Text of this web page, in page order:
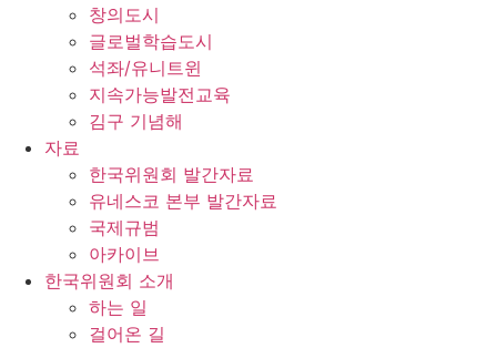
창의도시
글로벌학습도시
석좌/유니트윈
지속가능발전교육
김구 기념해
자료
한국위원회 발간자료
유네스코 본부 발간자료
국제규범
아카이브
한국위원회 소개
하는 일
걸어온 길